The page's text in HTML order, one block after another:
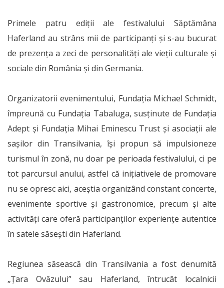
Primele patru ediții ale festivalului Săptămâna
Haferland au strâns mii de participanți și s-au bucurat
de prezența a zeci de personalități ale vieții culturale și
sociale din România și din Germania.
Organizatorii evenimentului, Fundația Michael Schmidt,
împreună cu Fundația Tabaluga, susținute de Fundația
Adept și Fundația Mihai Eminescu Trust și asociații ale
sașilor din Transilvania, își propun să impulsioneze
turismul în zonă, nu doar pe perioada festivalului, ci pe
tot parcursul anului, astfel că inițiativele de promovare
nu se opresc aici, aceștia organizând constant concerte,
evenimente sportive și gastronomice, precum și alte
activități care oferă participanților experiențe autentice
în satele săsești din Haferland.
Regiunea săsească din Transilvania a fost denumită
„Țara Ovăzului” sau Haferland, întrucât localnicii